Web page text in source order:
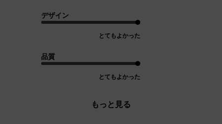
デザイン
とてもよかった
品質
とてもよかった
もっと見る